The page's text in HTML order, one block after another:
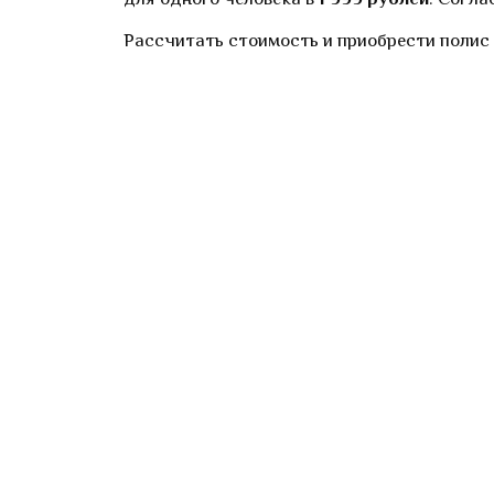
Рассчитать стоимость и приобрести